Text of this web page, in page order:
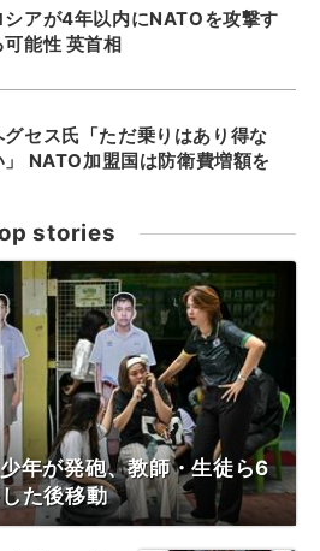
シアが4年以内にNATOを攻撃す
可能性 英首相
グセス氏「ただ乗りはあり得な
」 NATO加盟国は防衛費増額を
stories
年が発砲、教師・生徒ら6
た後移動